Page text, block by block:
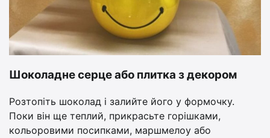
Шоколадне серце або плитка з декором
Розтопіть шоколад і залийте його у формочку.
Поки він ще теплий, прикрасьте горішками,
кольоровими посипками, маршмелоу або